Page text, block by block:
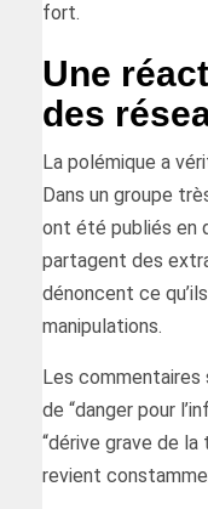
fort.
Une
des
La polémique a
Dans un groupe
ont été publiés en
partagent des
dénoncent ce
manipulations.
Les commentaires
de “danger pour
“dérive grave de
revient